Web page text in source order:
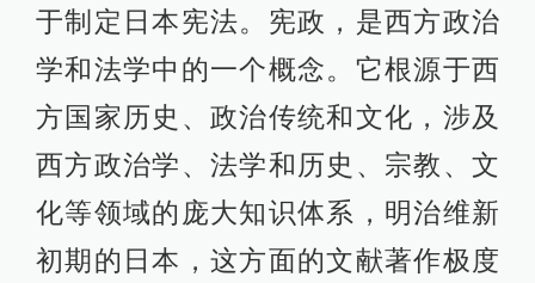
于制定日本宪法。宪政，是西方政治
学和法学中的一个概念。它根源于西
方国家历史、政治传统和文化，涉及
西方政治学、法学和历史、宗教、文
化等领域的庞大知识体系，明治维新
初期的日本，这方面的文献著作极度